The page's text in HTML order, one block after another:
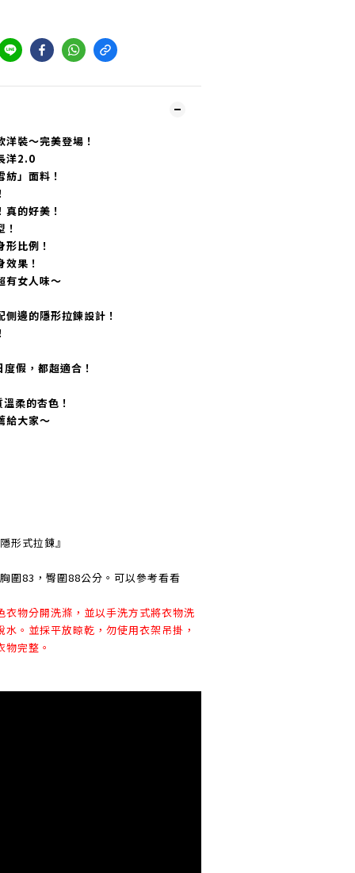
裝～完美登場！
洋2.0
」面料！
的好美！
比例！
果！
有女人味～
邊的隱形拉鍊設計！
假，都超適合！
柔的杏色！
給大家～
形式拉鍊』
圍83，臀圍88公分。可以參考看看
衣物分開洗滌，並以手洗方式將衣物洗
。並採平放晾乾，勿使用衣架吊掛，
完整。